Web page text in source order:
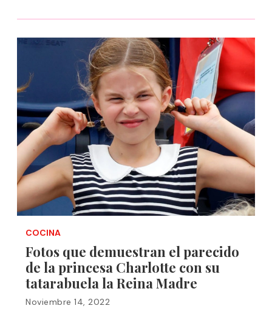
COCINA
Fotos que demuestran el parecido
de la princesa Charlotte con su
tatarabuela la Reina Madre
Noviembre 14, 2022